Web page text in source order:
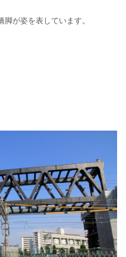
が姿を表しています。